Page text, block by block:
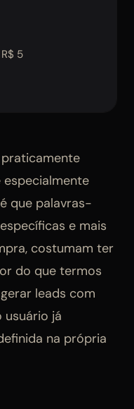
5
que palavras-
e mais
costumam ter
do que termos
leads com
usuário já
na própria